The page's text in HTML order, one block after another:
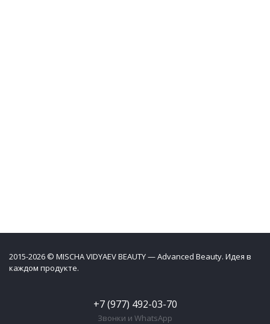
2015-2026 © MISCHA VIDYAEV BEAUTY — Advanced Beauty. Идея в
каждом продукте.
+7 (977) 492-03-70
Звонки и WhatsApp